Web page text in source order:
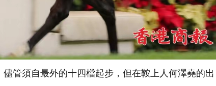
管須自最外的十四檔起步，但在鞍上人何澤堯的出